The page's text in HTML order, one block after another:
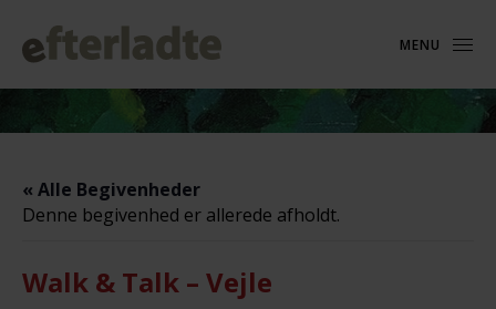
MENU
« Alle Begivenheder
Denne begivenhed er allerede afholdt.
Walk & Talk – Vejle